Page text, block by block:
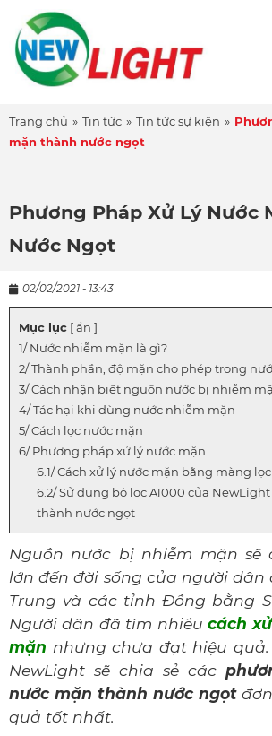
Trang chủ » Tin tức » Tin tức sự kiện »
mặn thành nước ngọt
Phương Pháp Xử Lý Nước
Nước Ngọt
02/02/2021 - 13:43
Mục lục [ ẩn ]
Nước nhiễm mặn là gì?
Thành phần, độ mặn cho phép trong
Cách nhận biết nguồn nước bị nhiễm
Tác hại khi dùng nước nhiễm mặn
Cách lọc nước mặn
Phương pháp xử lý nước mặn
Cách xử lý nước mặn bằng màng lọc
Sử dụng bộ lọc A1000 của
thành nước ngọt
Nguồn nước bị nhiễm mặn sẽ
lớn đến đời sống của người dân
Trung và các tỉnh Đồng bằng
Người dân đã tìm nhiềucách
mặn nhưng chưa đạt hiệu quả.
NewLight sẽ chia sẻ các
nước mặn thành nước ngọt
quả tốt nhất.